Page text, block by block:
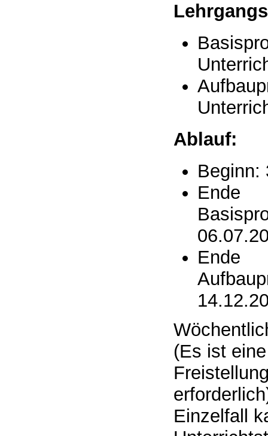
Ablauf:
Beginn:
Ende
Ende
(Es ist
erforderlich).
Einzelfall